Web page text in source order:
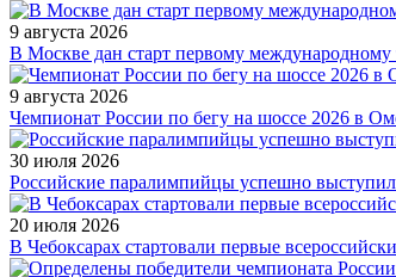
9 августа 2026
В Москве дан старт первому международному
9 августа 2026
Чемпионат России по бегу на шоссе 2026 в
30 июля 2026
Российские паралимпийцы успешно
20 июля 2026
В Чебоксарах стартовали первые